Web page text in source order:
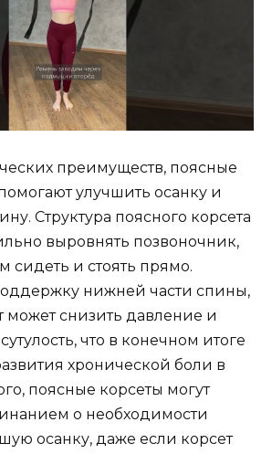
преимуществ, поясные
улучшить осанку и
Структура поясного корсета
выровнять позвоночник,
сидеть и стоять прямо.
нижней части спины,
может снизить давление и
что в конечном итоге
хронической боли в
поясные корсеты могут
о необходимости
осанку, даже если корсет